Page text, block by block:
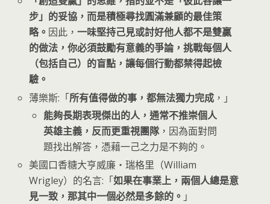
步」的妥協，而是積極尋找圓滿兼顧的最佳策
略。 因此，一味堅持己見或討好他人都不是雙贏
的做法，你必須鼓勵有意義的爭論，挑戰每個人
（包括自己）的盲點，讓每個行動都禁得起檢
驗。
薄樂斯:「所有值得做的事，都無法獨力完成 ，」
能夠長期表現傑出的人，通常不推崇個人
英雄主義，反而更重視團隊，因為面對問
題找出解答，憑藉一己之力是不夠的。
美國口香糖大亨威廉‧瑞格里（William
Wrigley）的名言:「如果在事業上，兩個人總是意
見一致，那其中一個必然是多餘的。 」